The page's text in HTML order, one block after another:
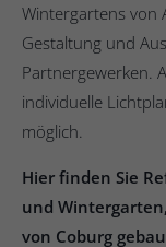
Wintergartens von
Gestaltung und
Partnergewerken.
individuelle
möglich.
Hier finden Sie
und
von Coburg